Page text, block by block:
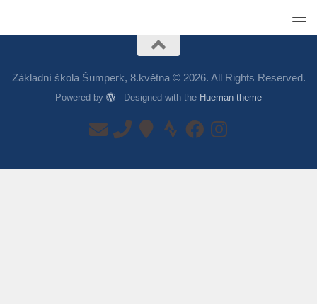
Základní škola Šumperk, 8.května © 2026. All Rights Reserved.
Powered by - Designed with the Hueman theme